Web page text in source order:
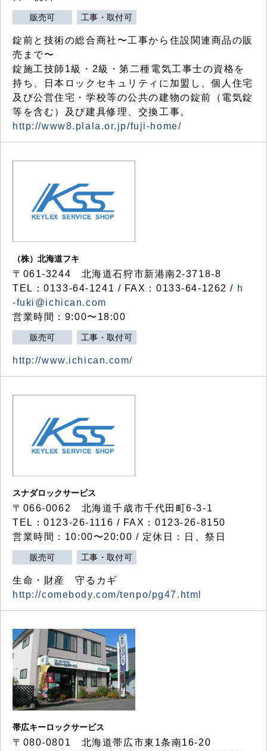
販売可 工事・取付可
錠前と技術の総合商社〜工事から住設関連商品の販
売まで〜
錠施工技師1級・2級・第二種電気工事士の資格を
持ち、日本ロックセキュリティに加盟し、個人住宅
及び公営住宅・学校等の公共の建物の錠前（電気錠
等を含む）及び建具修理、交換工事。
http://www8.plala.or.jp/fuji-home/
（株）北海道フキ
〒061-3244 北海道石狩市新港南2-3718-8
TEL：0133-64-1241 / FAX：0133-64-1262 / h
-fuki@ichican.com
営業時間：9:00〜18:00
販売可 工事・取付可
http://www.ichican.com/
スナダロックサービス
〒066-0062 北海道千歳市千代田町6-3-1
TEL：0123-26-1116 / FAX：0123-26-8150
営業時間：10:00〜20:00 / 定休日：日、祭日
販売可 工事・取付可
生命・財産 守るカギ
http://comebody.com/tenpo/pg47.html
帯広キーロックサービス
〒080-0801 北海道帯広市東1条南16-20